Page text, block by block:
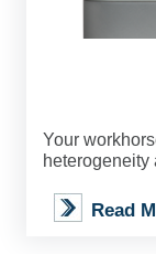
Your
heterogeneity
Read